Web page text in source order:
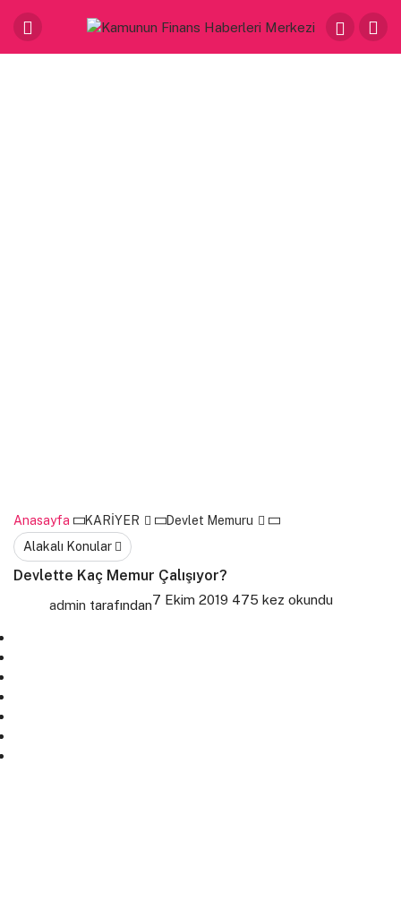
Anasayfa KARİYER
Devlet Memuru
Alakalı Konular
Devlette Kaç Memur Çalışıyor?
admin tarafından7 Ekim 2019 475 kez okundu